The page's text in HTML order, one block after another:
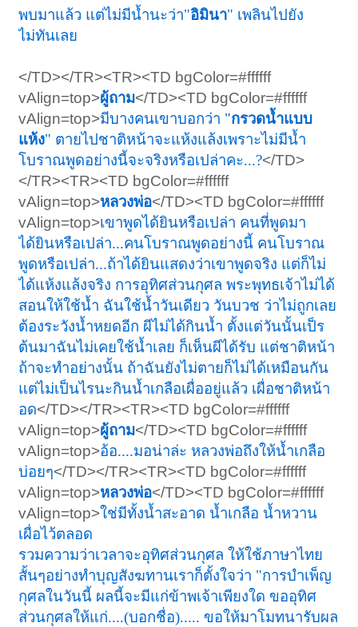
พบมาแล้ว แต่ไม่มีน้ำนะว่า"อิมินา" เพลินไปยัง
ไม่ทันเลย
</TD></TR><TR><TD bgColor=#ffffff
vAlign=top>ผู้ถาม</TD><TD bgColor=#ffffff
vAlign=top>มีบางคนเขาบอกว่า "กรวดน้ำแบบ
แห้ง" ตายไปชาติหน้าจะแห้งแล้งเพราะไม่มีน้ำ
โบราณพูดอย่างนี้จะจริงหรือเปล่าคะ...?</TD>
</TR><TR><TD bgColor=#ffffff
vAlign=top>หลวงพ่อ</TD><TD bgColor=#ffffff
vAlign=top>เขาพูดได้ยินหรือเปล่า คนที่พูดมา
ได้ยินหรือเปล่า...คนโบราณพูดอย่างนี้ คนโบราณ
พูดหรือเปล่า...ถ้าได้ยินแสดงว่าเขาพูดจริง แต่ก็ไม่
ได้แห้งแล้งจริง การอุทิศส่วนกุศล พระพุทธเจ้าไม่ได้
สอนให้ใช้น้ำ ฉันใช้น้ำวันเดียว วันบวช ว่าไม่ถูกเลย
ต้องระวังน้ำหยดอีก ผีไม่ได้กินน้ำ ตั้งแต่วันนั้นเป็ร
ต้นมาฉันไม่เคยใช้น้ำเลย ก็เห็นผีได้รับ แต่ชาติหน้า
ถ้าจะทำอย่างนั้น ถ้าฉันยังไม่ตายก็ไม่ได้เหมือนกัน
แต่ไม่เป็นไรนะกินน้ำเกลือเผื่ออยู่แล้ว เผื่อชาติหน้า
อด</TD></TR><TR><TD bgColor=#ffffff
vAlign=top>ผู้ถาม</TD><TD bgColor=#ffffff
vAlign=top>อ้อ....มอน่าล่ะ หลวงพ่อถึงให้น้ำเกลือ
บ่อยๆ</TD></TR><TR><TD bgColor=#ffffff
vAlign=top>หลวงพ่อ</TD><TD bgColor=#ffffff
vAlign=top>ใช่มีทั้งน้ำสะอาด น้ำเกลือ น้ำหวาน
เผื่อไว้ตลอด
รวมความว่าเวลาจะอุทิศส่วนกุศล ให้ใช้ภาษาไทย
สั้นๆอย่างทำบุญสังฆทานเราก็ตั้งใจว่า "การบำเพ็ญ
กุศลในวันนี้ ผลนี้จะมีแก่ข้าพเจ้าเพียงใด ขออุทิศ
ส่วนกุศลให้แก่....(บอกชื่อ)..... ขอให้มาโมทนารับผล